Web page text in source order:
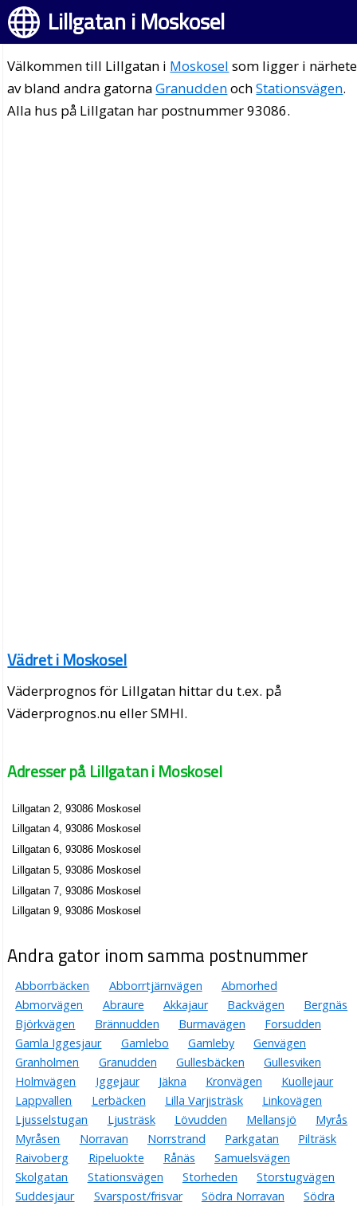
Lillgatan i Moskosel
Välkommen till Lillgatan i Moskosel som ligger i
av bland andra gatornaGranuddenochStationsvägen.
Alla hus på Lillgatan har postnummer 93086.
Vädret i Moskosel
Väderprognos för Lillgatan hittar du t.ex. på
Väderprognos.nu eller SMHI.
Adresser på Lillgatan i Moskosel
Lillgatan 2, 93086 Moskosel
Lillgatan 4, 93086 Moskosel
Lillgatan 6, 93086 Moskosel
Lillgatan 5, 93086 Moskosel
Lillgatan 7, 93086 Moskosel
Lillgatan 9, 93086 Moskosel
Andra gator inom samma postnummer
Abborrbäcken Abborrtjärnvägen
Abmorhed
Abmorvägen
Abraure Akkajaur Backvägen
Bergnäs
Björkvägen
Brännudden Burmavägen
Forsudden
Gamla Iggesjaur
Gamlebo Gamleby
Genvägen
Granholmen
Granudden Gullesbäcken
Gullesviken
Holmvägen
Iggejaur Jäkna Kronvägen
Kuollejaur
Lappvallen
Lerbäcken Lilla Varjisträsk
Linkovägen
Ljusselstugan
Ljusträsk Lövudden Mellansjö
Myrås
Myråsen
Norravan Norrstrand Parkgatan
Pilträsk
Raivoberg
Ripeluokte Rånäs
Samuelsvägen
Skolgatan
Stationsvägen Storheden
Storstugvägen
Suddesjaur
Svarspost/frisvar Södra Norravan
Södra